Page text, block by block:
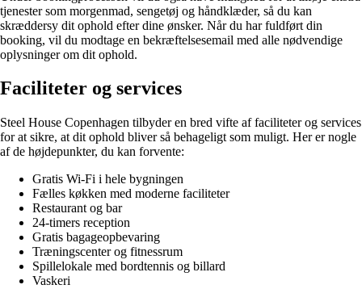
tjenester som morgenmad, sengetøj og håndklæder, så du kan
skræddersy dit ophold efter dine ønsker. Når du har fuldført din
booking, vil du modtage en bekræftelsesemail med alle nødvendige
oplysninger om dit ophold.
Faciliteter og services
Steel House Copenhagen tilbyder en bred vifte af faciliteter og services
for at sikre, at dit ophold bliver så behageligt som muligt. Her er nogle
af de højdepunkter, du kan forvente:
Gratis Wi-Fi i hele bygningen
Fælles køkken med moderne faciliteter
Restaurant og bar
24-timers reception
Gratis bagageopbevaring
Træningscenter og fitnessrum
Spillelokale med bordtennis og billard
Vaskeri